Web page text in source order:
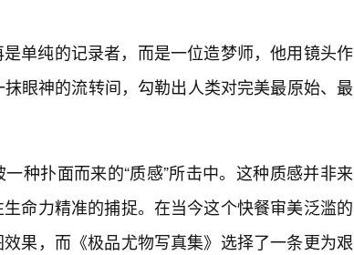
单纯的记录者，而是一位造梦师，他用镜头作
眼神的流转间，勾勒出人类对完美最原始、最
种扑面而来的“质感”所击中。这种质感并非来
命力精准的捕捉。在当今这个快餐审美泛滥的
果，而《极品尤物写真集》选择了一条更为艰